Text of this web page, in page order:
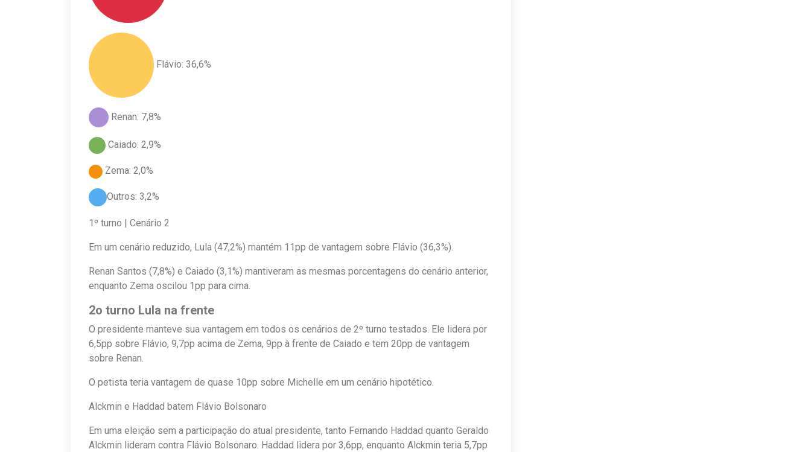
Flávio: 36,6%
Renan: 7,8%
Caiado: 2,9%
Zema: 2,0%
Outros: 3,2%
1º turno | Cenário 2
Em um cenário reduzido, Lula (47,2%) mantém 11pp de vantagem sobre Flávio (36,3%).
Renan Santos (7,8%) e Caiado (3,1%) mantiveram as mesmas porcentagens do cenário anterior,
enquanto Zema oscilou 1pp para cima.
2o turno Lula na frente
O presidente manteve sua vantagem em todos os cenários de 2º turno testados. Ele lidera por
6,5pp sobre Flávio, 9,7pp acima de Zema, 9pp à frente de Caiado e tem 20pp de vantagem
sobre Renan.
O petista teria vantagem de quase 10pp sobre Michelle em um cenário hipotético.
Alckmin e Haddad batem Flávio Bolsonaro
Em uma eleição sem a participação do atual presidente, tanto Fernando Haddad quanto Geraldo
Alckmin lideram contra Flávio Bolsonaro. Haddad lidera por 3,6pp, enquanto Alckmin teria 5,7pp